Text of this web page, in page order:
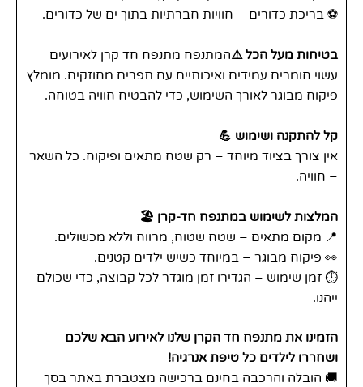
⚽️ בריכת כדורים – חוויות חברתיות בתוך ים של כדורים.
בטיחות מעל הכל ⚠️המתנפח מתנפח חד קרן לאירועים
עשוי חומרים עמידים ואיכותיים עם תפרים מחוזקים. מומלץ
פיקוח מבוגר לאורך השימוש, כדי להבטיח חוויה בטוחה.
קל להתקנה ושימוש 💪
אין צורך בציוד מיוחד – רק שטח מתאים ופיקוח. כל השאר
– חוויה.
המלצות לשימוש במתנפח חד-קרן 🏖️
📍 מקום מתאים – שטח שטוח, מרווח וללא מכשולים.
👀 פיקוח מבוגר – במיוחד כשיש ילדים קטנים.
⏱️ זמן שימוש – הגדירו זמן מוגדר לכל קבוצה, כדי שכולם
ייהנו.
הזמינו את מתנפח חד הקרן שלנו לאירוע הבא שלכם
ושחררו לילדים כל טיפת אנרגיה!
🚚 הובלה והרכבה בחינם ברכישה מצטברת באתר בסך